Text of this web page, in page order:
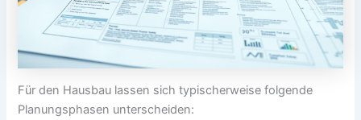
Für den Hausbau lassen sich typischerweise folgende
Planungsphasen unterscheiden: